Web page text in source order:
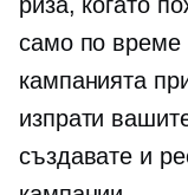
само по време
кампанията
изпрати
създавате и